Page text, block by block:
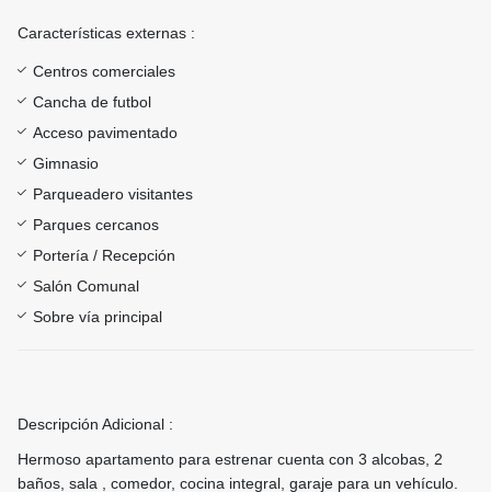
Características externas :
Centros comerciales
Cancha de futbol
Acceso pavimentado
Gimnasio
Parqueadero visitantes
Parques cercanos
Portería / Recepción
Salón Comunal
Sobre vía principal
Descripción Adicional :
Hermoso apartamento para estrenar cuenta con 3 alcobas, 2
baños, sala , comedor, cocina integral, garaje para un vehículo.